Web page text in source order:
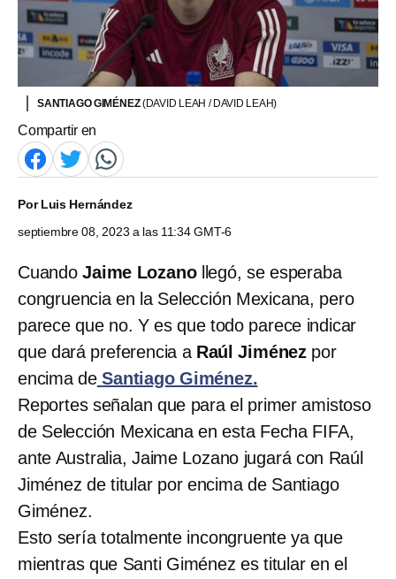
SANTIAGO GIMÉNEZ(DAVID LEAH / DAVID LEAH)
Compartir en
PorLuis Hernández
septiembre 08, 2023 a las 11:34 GMT-6
CuandoJaime Lozanollegó, se esperaba
congruencia en la Selección Mexicana, pero
parece que no. Y es que todo parece indicar
que dará preferencia aRaúl Jiménez por
encima de Santiago Giménez.
Reportes señalan que para el primer amistoso
de Selección Mexicana en esta Fecha FIFA,
ante Australia, Jaime Lozano jugará con Raúl
Jiménez de titular por encima de Santiago
Giménez.
Esto sería totalmente incongruente ya que
mientras que Santi Giménez es titular en el